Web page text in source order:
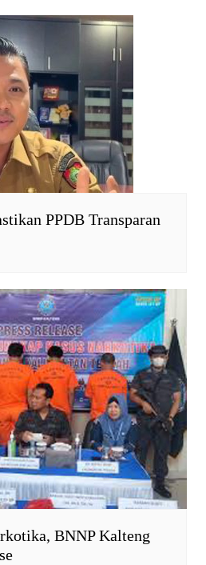
PPDB Transparan
BNNP Kalteng